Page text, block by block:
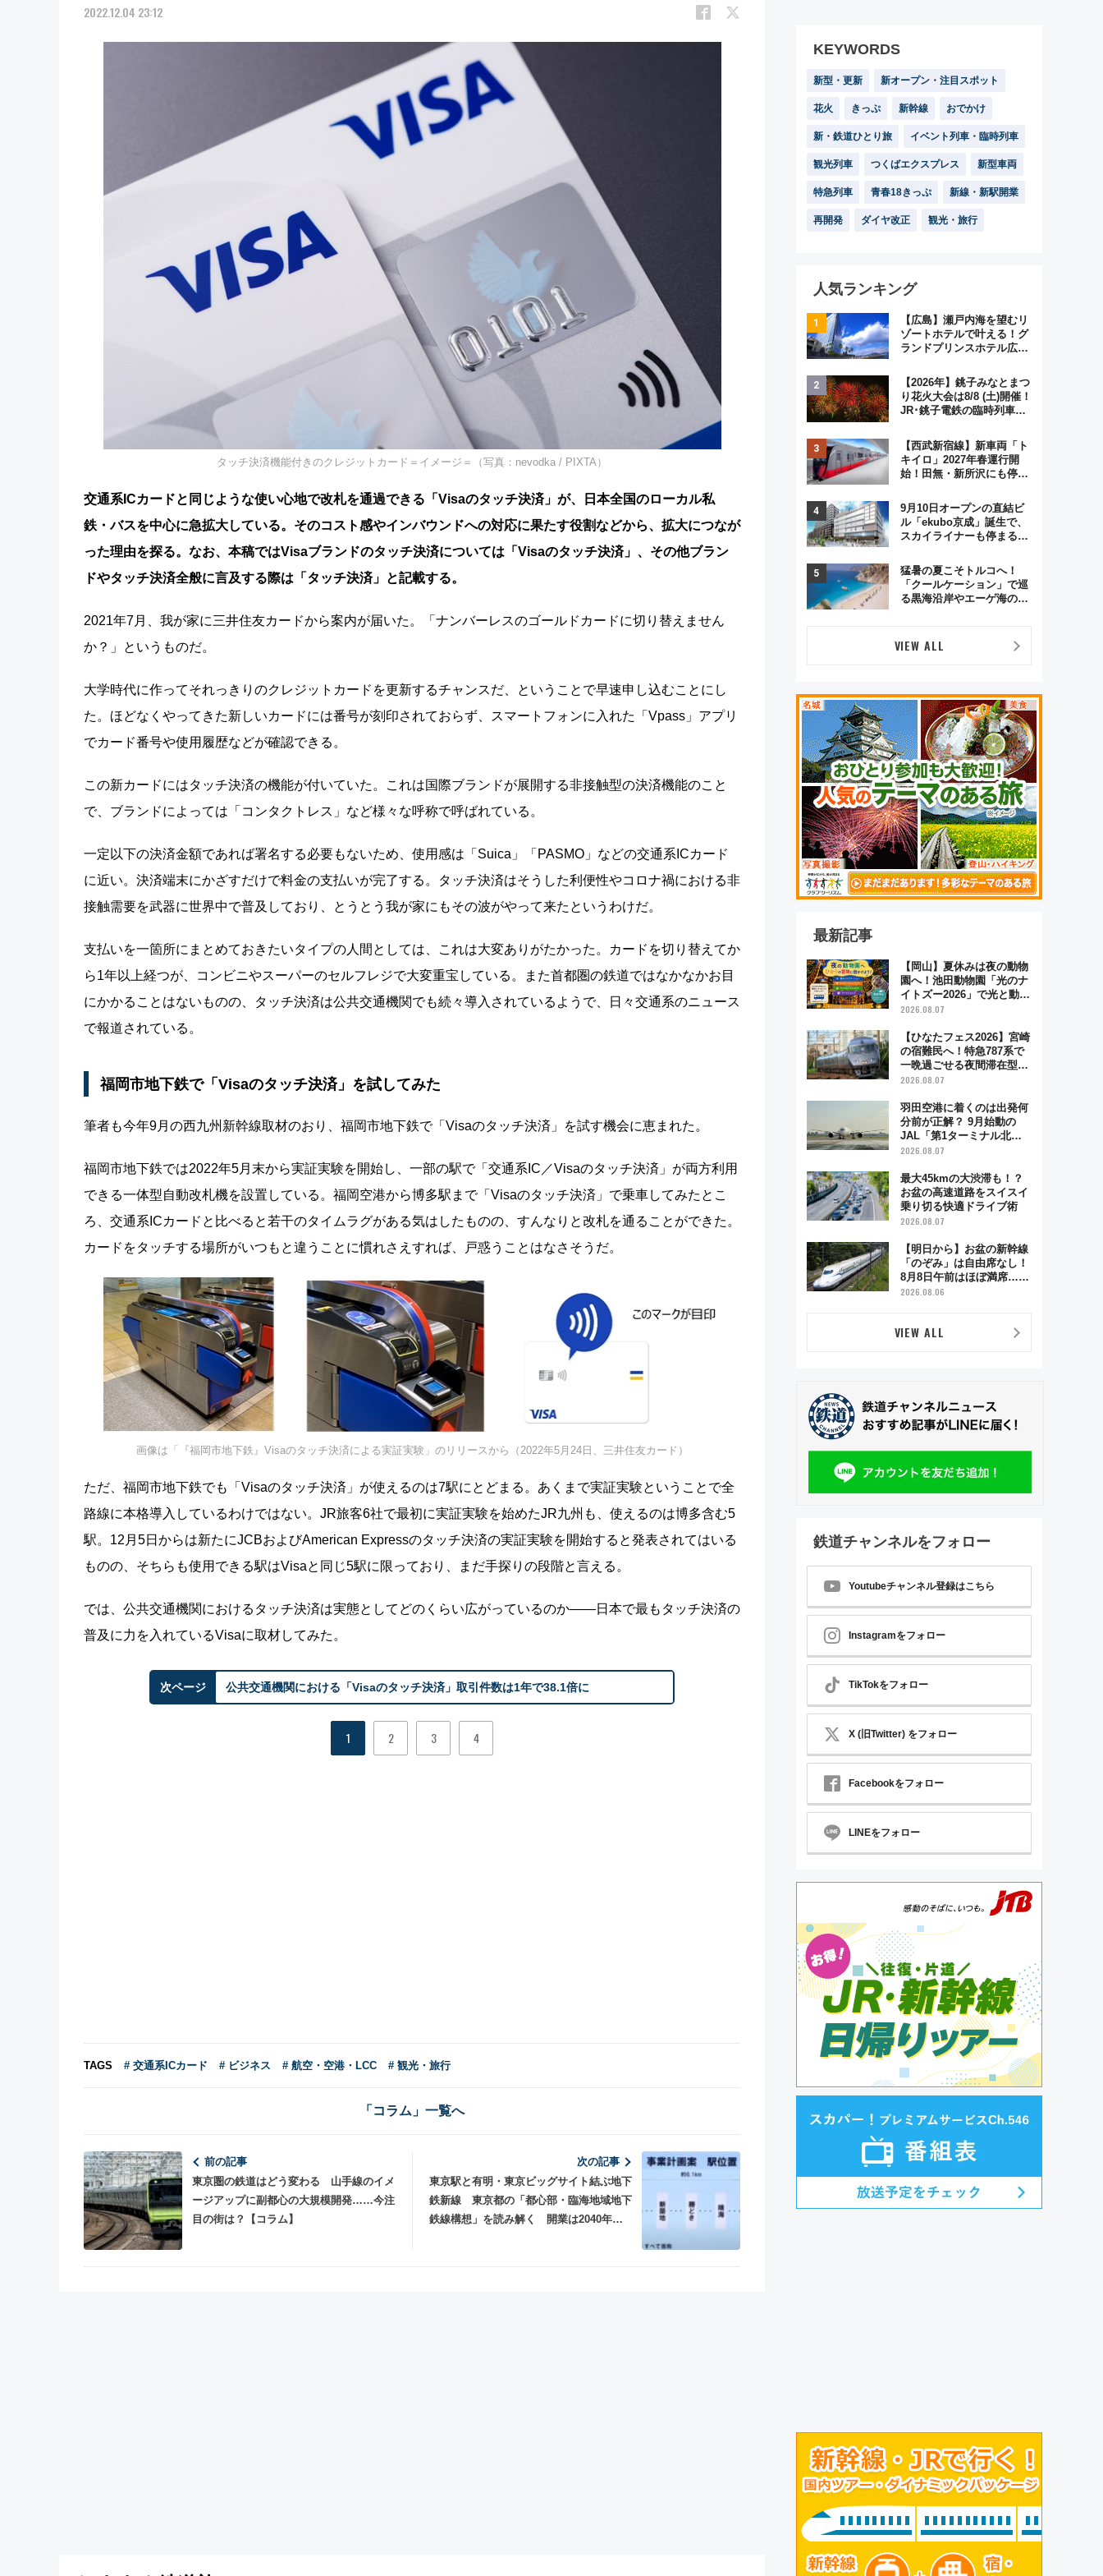
2022.12.04 23:12
タッチ決済機能付きのクレジットカード＝イメージ＝（写真：nevodka / PIXTA）
交通系ICカードと同じような使い心地で改札を通過できる「Visaのタッチ決済」が、日本全国のローカル私
鉄・バスを中心に急拡大している。そのコスト感やインバウンドへの対応に果たす役割などから、拡大につなが
った理由を探る。なお、本稿ではVisaブランドのタッチ決済については「Visaのタッチ決済」、その他ブラン
ドやタッチ決済全般に言及する際は「タッチ決済」と記載する。
2021年7月、我が家に三井住友カードから案内が届いた。「ナンバーレスのゴールドカードに切り替えません
か？」というものだ。
大学時代に作ってそれっきりのクレジットカードを更新するチャンスだ、ということで早速申し込むことにし
た。ほどなくやってきた新しいカードには番号が刻印されておらず、スマートフォンに入れた「Vpass」アプリ
でカード番号や使用履歴などが確認できる。
この新カードにはタッチ決済の機能が付いていた。これは国際ブランドが展開する非接触型の決済機能のこと
で、ブランドによっては「コンタクトレス」など様々な呼称で呼ばれている。
一定以下の決済金額であれば署名する必要もないため、使用感は「Suica」「PASMO」などの交通系ICカード
に近い。決済端末にかざすだけで料金の支払いが完了する。タッチ決済はそうした利便性やコロナ禍における非
接触需要を武器に世界中で普及しており、とうとう我が家にもその波がやって来たというわけだ。
支払いを一箇所にまとめておきたいタイプの人間としては、これは大変ありがたかった。カードを切り替えてか
ら1年以上経つが、コンビニやスーパーのセルフレジで大変重宝している。また首都圏の鉄道ではなかなかお目
にかかることはないものの、タッチ決済は公共交通機関でも続々導入されているようで、日々交通系のニュース
で報道されている。
福岡市地下鉄で「Visaのタッチ決済」を試してみた
筆者も今年9月の西九州新幹線取材のおり、福岡市地下鉄で「Visaのタッチ決済」を試す機会に恵まれた。
福岡市地下鉄では2022年5月末から実証実験を開始し、一部の駅で「交通系IC／Visaのタッチ決済」が両方利用
できる一体型自動改札機を設置している。福岡空港から博多駅まで「Visaのタッチ決済」で乗車してみたとこ
ろ、交通系ICカードと比べると若干のタイムラグがある気はしたものの、すんなりと改札を通ることができた。
カードをタッチする場所がいつもと違うことに慣れさえすれば、戸惑うことはなさそうだ。
画像は「『福岡市地下鉄』Visaのタッチ決済による実証実験」のリリースから（2022年5月24日、三井住友カード）
ただ、福岡市地下鉄でも「Visaのタッチ決済」が使えるのは7駅にとどまる。あくまで実証実験ということで全
路線に本格導入しているわけではない。JR旅客6社で最初に実証実験を始めたJR九州も、使えるのは博多含む5
駅。12月5日からは新たにJCBおよびAmerican Expressのタッチ決済の実証実験を開始すると発表されてはいる
ものの、そちらも使用できる駅はVisaと同じ5駅に限っており、まだ手探りの段階と言える。
では、公共交通機関におけるタッチ決済は実態としてどのくらい広がっているのか――日本で最もタッチ決済の
普及に力を入れているVisaに取材してみた。
次ページ 公共交通機関における「Visaのタッチ決済」取引件数は1年で38.1倍に
1 2 3 4
TAGS # 交通系ICカード # ビジネス # 航空・空港・LCC # 観光・旅行
「コラム」一覧へ
前の記事
東京圏の鉄道はどう変わる 山手線のイメ
ージアップに副都心の大規模開発……今注
目の街は？【コラム】
次の記事
東京駅と有明・東京ビッグサイト結ぶ地下
鉄新線 東京都の「都心部・臨海地域地下
鉄線構想」を読み解く 開業は2040年
KEYWORDS
新型・更新 新オープン・注目スポット
花火 きっぷ 新幹線 おでかけ
新・鉄道ひとり旅 イベント列車・臨時列車
観光列車 つくばエクスプレス 新型車両
特急列車 青春18きっぷ 新線・新駅開業
再開発 ダイヤ改正 観光・旅行
人気ランキング
【広島】瀬戸内海を望むリ
ゾートホテルで叶える！グ
ランドプリンスホテル広島
ジュアルパーティープラン
【2026年】銚子みなとまつ
り花火大会は8/8 (土)開催！
JR･銚子電鉄の臨時列車や
く8,000発の大迫力＆屋台
を満喫
【西武新宿線】新車両「ト
キイロ」2027年春運行開
始！田無・新所沢にも停
弾」も
9月10日オープンの直結ビ
ル「ekubo京成」誕生で、
スカイライナーも停まる巨
変わる？ 全テナント情報も
公開！
猛暑の夏こそトルコへ！
「クールケーション」で巡
る黒海沿岸やエーゲ海の避
オも認める『2026年に訪れ
るべき世界の旅先』
VIEW ALL
最新記事
【岡山】夏休みは夜の動物
園へ！池田動物園「光のナ
イトズー2026」で光と動物
が彩る特別な夜
2026.08.07
【ひなたフェス2026】宮崎
の宿難民へ！特急787系で
一晩過ごせる夜間滞在型イ
ベント「スワローおひさ
2026.08.07
羽田空港に着くのは出発何
分前が正解？ 9月始動の
JAL「第1ターミナル北側
サテライト」は徒歩1キロ
点まとめ
2026.08.07
最大45kmの大渋滞も！？
お盆の高速道路をスイスイ
乗り切る快適ドライブ術
2026.08.07
【明日から】お盆の新幹線
「のぞみ」は自由席なし！
8月8日午前はほぼ満席…で
も数時間ズラせば空きが見
2026.08.06
VIEW ALL
鉄道チャンネルをフォロー
Youtubeチャンネル登録はこちら
Instagramをフォロー
TikTokをフォロー
X (旧Twitter) をフォロー
Facebookをフォロー
LINEをフォロー